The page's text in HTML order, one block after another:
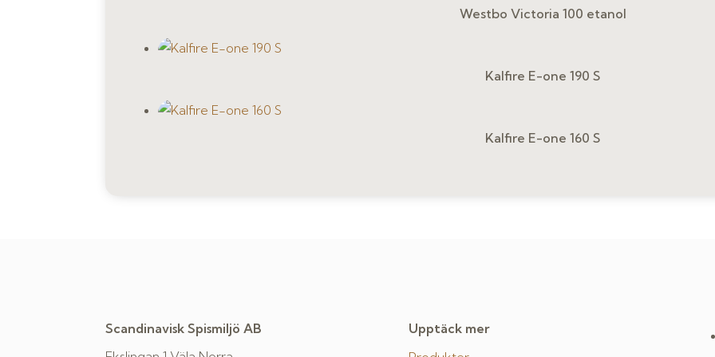
Westbo Victoria 100 etanol
Kalfire E-one 190 S
Kalfire E-one 160 S
Scandinavisk Spismiljö AB
Upptäck mer